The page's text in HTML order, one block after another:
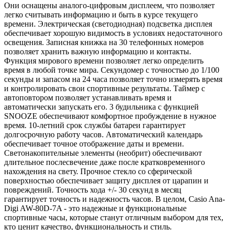
Они оснащены аналого-цифровым дисплеем, что позволяет
легко считывать информацию и быть в курсе текущего
времени. Электрическая (светодиодная) подсветка дисплея
обеспечивает хорошую видимость в условиях недостаточного
освещения. Записная книжка на 30 телефонных номеров
позволяет хранить важную информацию и контакты.
Функция мирового времени позволяет легко определить
время в любой точке мира. Секундомер с точностью до 1/100
секунды и запасом на 24 часа позволяет точно измерять время
и контролировать свои спортивные результаты. Таймер с
автоповтором позволяет устанавливать время и
автоматически запускать его. 3 будильника с функцией
SNOOZE обеспечивают комфортное пробуждение в нужное
время. 10-летний срок службы батареи гарантирует
долгосрочную работу часов. Автоматический календарь
обеспечивает точное отображение даты и времени.
Светонакопительные элементы (необрит) обеспечивают
длительное послесвечение даже после кратковременного
нахождения на свету. Прочное стекло со сферической
поверхностью обеспечивает защиту дисплея от царапин и
повреждений. Точность хода +/- 30 секунд в месяц
гарантирует точность и надежность часов. В целом, Casio Ana-
Digi AW-80D-7A - это надежные и функциональные
спортивные часы, которые станут отличным выбором для тех,
кто ценит качество, функциональность и стиль.